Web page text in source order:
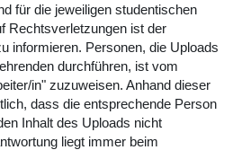
für die jeweiligen studentischen
Rechtsverletzungen ist der
informieren. Personen, die Uploads
durchführen, ist vom
in" zuzuweisen. Anhand dieser
dass die entsprechende Person
Inhalt des Uploads nicht
liegt immer beim